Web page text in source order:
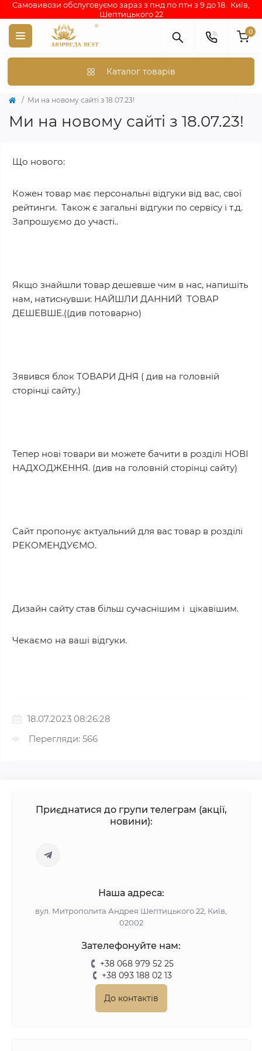
Самовивози обслуговуємо зараз з пнд по птн з 9 до 18. Київ,
Шептицького 22
0
Каталог товарів
Ми на новому сайті з 18.07.23!
Ми на новому сайті з 18.07.23!
Що нового:
Кожен товар має персональні відгуки від вас, свої
рейтинги. Також є загальні відгуки по сервісу і т.д.
Запрошуємо до участі..
Якщо знайшли товар дешевше чим в нас, напишіть
нам, натиснувши: НАЙШЛИ ДАННИЙ ТОВАР
ДЕШЕВШЕ.((див потоварно)
Зявився блок ТОВАРИ ДНЯ ( див на головній
сторінці сайту.)
Тепер нові товари ви можете бачити в розділі НОВІ
НАДХОДЖЕННЯ. (див на головній сторінці сайту)
Сайт пропонує актуальний для вас товар в розділі
РЕКОМЕНДУЄМО.
Дизайн сайту став більш сучаснішим і цікавішим.
Чекаємо на ваші відгуки.
18.07.2023 08:26:28
Перегляди: 566
Приєднатися до групи телеграм (акції,
новини):
Наша адреса:
вул. Митрополита Андрея Шептицького 22, Київ,
02002
Зателефонуйте нам:
+38 068 979 52 25
+38 093 188 02 13
До контактів